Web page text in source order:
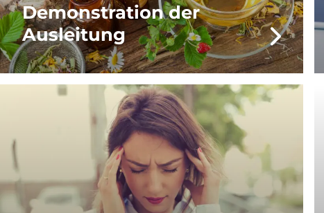
Demons­tration der
Ausleitung